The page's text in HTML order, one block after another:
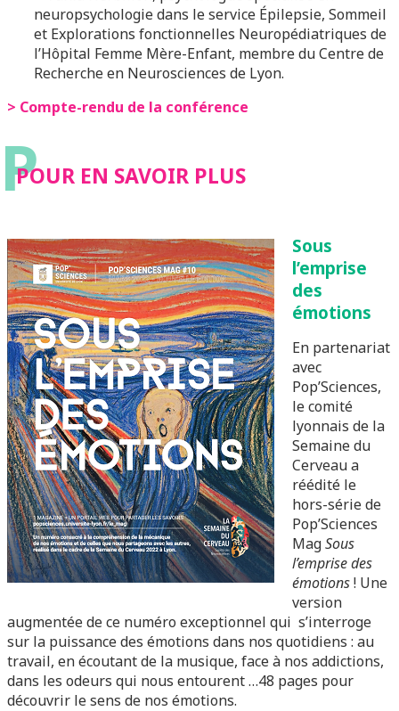
neuropsychologie dans le service Épilepsie, Sommeil
et Explorations fonctionnelles Neuropédiatriques de
l’Hôpital Femme Mère-Enfant, membre du Centre de
Recherche en Neurosciences de Lyon.
> Compte-rendu de la conférence
P
POUR EN SAVOIR PLUS
Sous
l’emprise
des
émotions
En partenariat
avec
Pop’Sciences,
le comité
lyonnais de la
Semaine du
Cerveau a
réédité le
hors-série de
Pop’Sciences
MagSous
l’emprise des
émotions! Une
version
augmentée de ce numéro exceptionnel qui s’interroge
sur la puissance des émotions dans nos quotidiens : au
travail, en écoutant de la musique, face à nos addictions,
dans les odeurs qui nous entourent …48 pages pour
découvrir le sens de nos émotions.